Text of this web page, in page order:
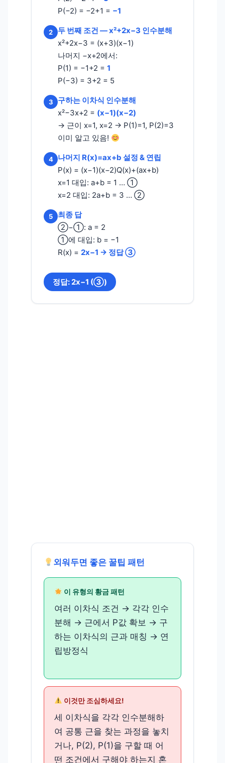
P(−2) = −2+1 = −1
2
두 번째 조건 — x²+2x−3 인수분해
x²+2x−3 = (x+3)(x−1)
나머지 −x+2에서:
P(1) = −1+2 = 1
P(−3) = 3+2 = 5
3
구하는 이차식 인수분해
x²−3x+2 = (x−1)(x−2)
→ 근이 x=1, x=2 → P(1)=1, P(2)=3
이미 알고 있음!
4
나머지 R(x)=ax+b 설정 & 연립
P(x) = (x−1)(x−2)Q(x)+(ax+b)
x=1 대입: a+b = 1 … ①
x=2 대입: 2a+b = 3 … ②
5
최종 답
②−①: a = 2
①에 대입: b = −1
R(x) = 2x−1 → 정답 ③
정답: 2x−1 (③)
외워두면 좋은 꿀팁 패턴
이 유형의 황금 패턴
여러 이차식 조건 → 각각 인수
분해 → 근에서 P값 확보 → 구
하는 이차식의 근과 매칭 → 연
립방정식
이것만 조심하세요!
세 이차식을 각각 인수분해하
여 공통 근을 찾는 과정을 놓치
거나, P(2), P(1)을 구할 때 어
떤 조건에서 구해야 하는지 혼